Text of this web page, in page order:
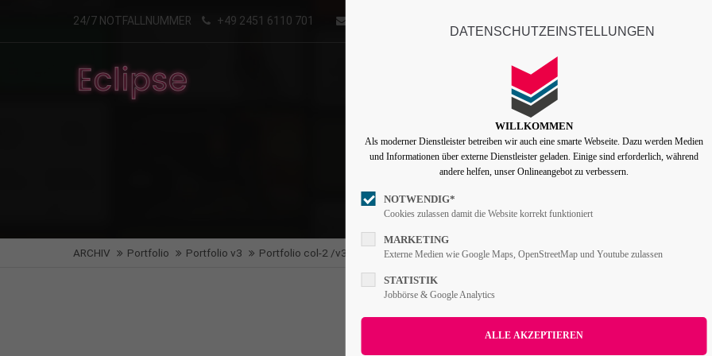
Benutzername
Angemeldet bleiben
24h / 365days
We offer support for our customers
Mon - Fri 8:00am - 5:00pm(GMT +1)
Cybersteel Inc.
376-293 City Road, Suite 600
San Francisco, CA 94102
Have any questions?
Drop us a line
24/7 NOTFALLNUMMER +49 2451 6110 701
Features
ARCHIV Portfolio Portfolio v3 Portfolio col-2 /v3
DATENSCHUTZEINSTELLUNGEN
WILLKOMMEN
Als moderner Dienstleister betreiben wir auch eine smarte Webseite. Dazu werden Medien
und Informationen über externe Dienstleister geladen. Einige sind erforderlich, während
andere helfen, unser Onlineangebot zu verbessern.
NOTWENDIG*
Cookies zulassen damit die Website korrekt funktioniert
MARKETING
Externe Medien wie Google Maps, OpenStreetMap und Youtube zulassen
STATISTIK
Jobbörse & Google Analytics